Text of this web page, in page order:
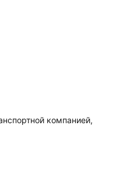
компанией,